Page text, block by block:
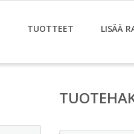
TUOTTEET LISÄÄ